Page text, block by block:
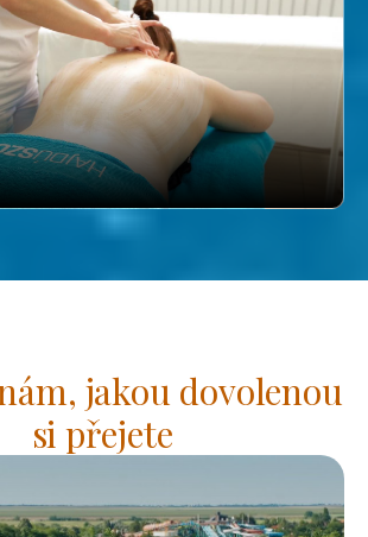
jakou dovolenou
si přejete